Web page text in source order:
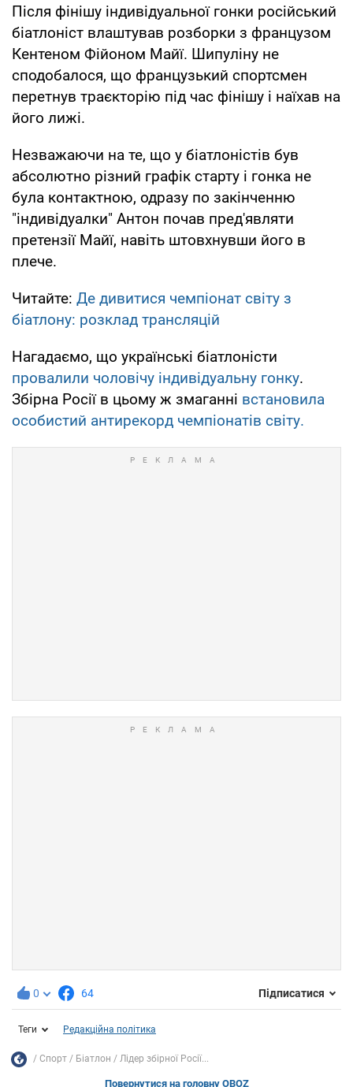
Після фінішу індивідуальної гонки російський
біатлоніст влаштував розборки з французом
Кентеном Фійоном Майї. Шипуліну не
сподобалося, що французький спортсмен
перетнув траєкторію під час фінішу і наїхав на
його лижі.
Незважаючи на те, що у біатлоністів був
абсолютно різний графік старту і гонка не
була контактною, одразу по закінченню
"індивідуалки" Антон почав пред'являти
претензії Майї, навіть штовхнувши його в
плече.
Читайте: Де дивитися чемпіонат світу з
біатлону: розклад трансляцій
Нагадаємо, що українські біатлоністи
провалили чоловічу індивідуальну гонку.
Збірна Росії в цьому ж змаганні встановила
особистий антирекорд чемпіонатів світу.
0 64 Підписатися
Теги Редакційна політика
Спорт Біатлон Лідер збірної Росії...
Повернутися на головну OBOZ